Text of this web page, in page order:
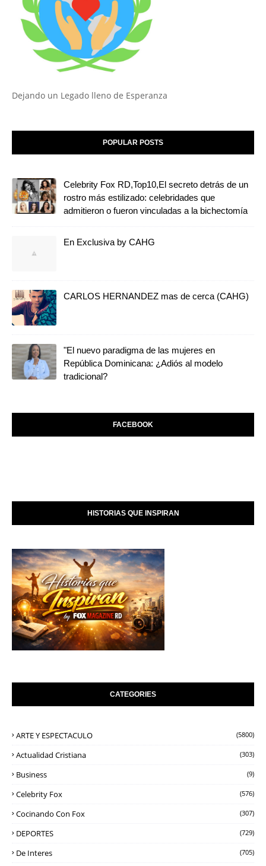
Dejando un Legado lleno de Esperanza
POPULAR POSTS
Celebrity Fox RD,Top10,El secreto detrás de un
rostro más estilizado: celebridades que
admitieron o fueron vinculadas a la bichectomía
En Exclusiva by CAHG
CARLOS HERNANDEZ mas de cerca (CAHG)
"El nuevo paradigma de las mujeres en
República Dominicana: ¿Adiós al modelo
tradicional?
FACEBOOK
HISTORIAS QUE INSPIRAN
CATEGORIES
ARTE Y ESPECTACULO (5800)
Actualidad Cristiana (303)
Business (9)
Celebrity Fox (576)
Cocinando Con Fox (307)
DEPORTES (729)
De Interes (705)